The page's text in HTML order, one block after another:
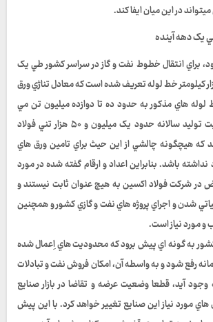
در اين ميان ايفا کند.
براي انتقال خطوط نفت و گاز در سراسر کشور طي يک
آينده، حدود ۲۴ هزار کيلومتر خط لوله تعريف شده است که معادل تناژي ورق
هاي مذکور به حدود ده تا دوازده ميليون تن مي
رسد. با توجه به ظرفيت توليد سالانه حدود يک ميليون و ۵۰ هزار تني فولاد
که هيچگونه چالشي از اين حيث براي تامين ورق هاي
باشد. بنابراين اعداد و ارقام گفته شده در مورد
در شرکت فولاد اکسين به هيچ عنوان ثابت نيستند و
شدن و اجراي پروژه هاي نفت و گازي کشور و همچنين
و مورد نياز است.
کشور به گونه اي پيش برود که محدوديت هاي اِعمال شده
رفع شود و به واسطه آن، امکان فروش نفت و تبادلات
وجود آيد، قطعا وضعيت عرضه و تقاضا در بازار صنايع
هاي مورد نياز اين صنايع تغيير خواهد کرد. با اين پيش